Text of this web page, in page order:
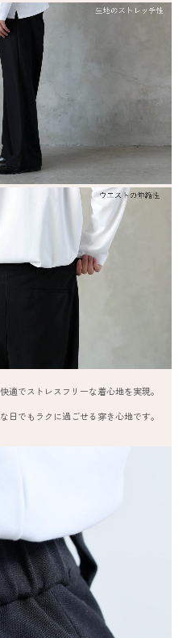
適でストレスフリーな着心地を実現。
日でもラクに過ごせる穿き心地です。